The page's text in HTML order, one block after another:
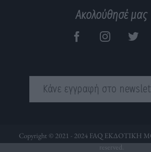
Ακολούθησέ μας
Κάνε εγγραφή στο
Copyright © 2021 - 2024 FAQ ΕΚΔΟΤΙΚΗ
reserved.